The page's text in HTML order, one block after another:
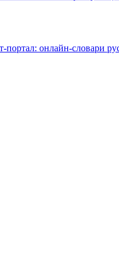
портал: онлайн-словари